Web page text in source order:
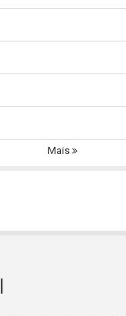
Mais